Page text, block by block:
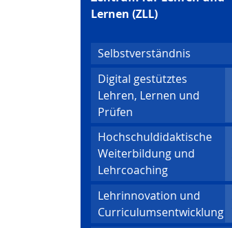
Lernen (ZLL)
Selbstverständnis
Digital gestütztes
Lehren, Lernen und
Prüfen
Hochschuldidaktische
Weiter­bildung und
Lehrcoaching
Lehrinnovation und
Curriculumsentwicklung